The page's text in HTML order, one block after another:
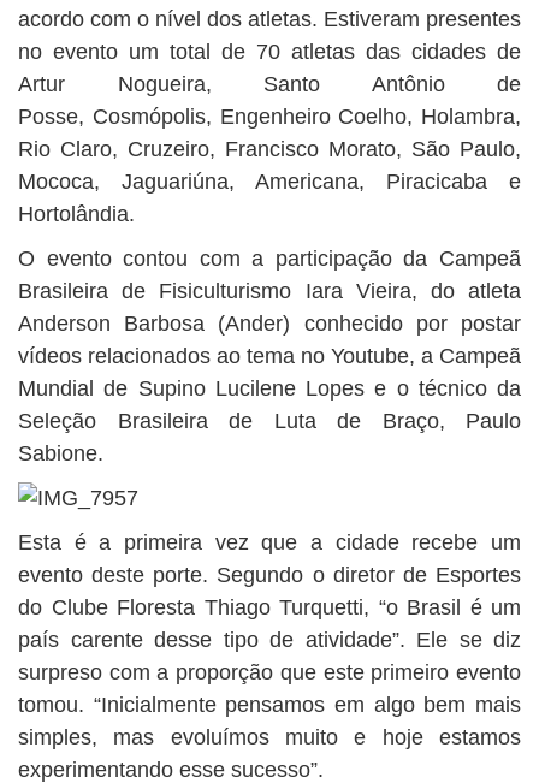
acordo com o nível dos atletas. Estiveram presentes
no evento um total de 70 atletas das cidades de
Artur Nogueira, Santo Antônio de
Posse, Cosmópolis, Engenheiro Coelho, Holambra,
Rio Claro, Cruzeiro, Francisco Morato, São Paulo,
Mococa, Jaguariúna, Americana, Piracicaba e
Hortolândia.
O evento contou com a participação da Campeã
Brasileira de Fisiculturismo Iara Vieira, do atleta
Anderson Barbosa (Ander) conhecido por postar
vídeos relacionados ao tema no Youtube, a Campeã
Mundial de Supino Lucilene Lopes e o técnico da
Seleção Brasileira de Luta de Braço, Paulo
Sabione.
Esta é a primeira vez que a cidade recebe um
evento deste porte. Segundo o diretor de Esportes
do Clube Floresta Thiago Turquetti, “o Brasil é um
país carente desse tipo de atividade”. Ele se diz
surpreso com a proporção que este primeiro evento
tomou. “Inicialmente pensamos em algo bem mais
simples, mas evoluímos muito e hoje estamos
experimentando esse sucesso”.